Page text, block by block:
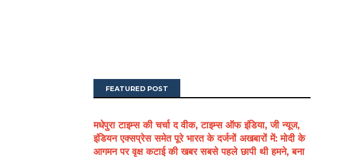
FEATURED POST
मधेपुरा टाइम्स की चर्चा द वीक, टाइम्स ऑफ इंडिया, जी न्यूज,
इंडियन एक्सप्रेस समेत पूरे भारत के दर्जनों अखबारों में: मोदी के
आगमन पर वृक्ष कटाई की खबर सबसे पहले छापी थी हमने, बना